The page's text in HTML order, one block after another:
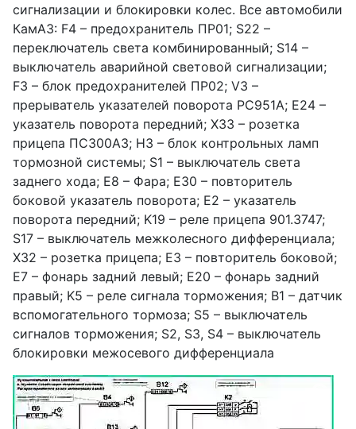
сигнализации и блокировки колес. Все автомобили
КамАЗ: F4 – предохранитель ПР01; S22 –
переключатель света комбинированный; S14 –
выключатель аварийной световой сигнализации;
F3 – блок предохранителей ПР02; V3 –
прерыватель указателей поворота РС951А; E24 –
указатель поворота передний; X33 – розетка
прицепа ПС300А3; H3 – блок контрольных ламп
тормозной системы; S1 – выключатель света
заднего хода; E8 – Фара; E30 – повторитель
боковой указатель поворота; E2 – указатель
поворота передний; K19 – реле прицепа 901.3747;
S17 – выключатель межколесного дифференциала;
X32 – розетка прицепа; E3 – повторитель боковой;
E7 – фонарь задний левый; E20 – фонарь задний
правый; K5 – реле сигнала торможения; B1 – датчик
вспомогательного тормоза; S5 – выключатель
сигналов торможения; S2, S3, S4 – выключатель
блокировки межосевого дифференциала